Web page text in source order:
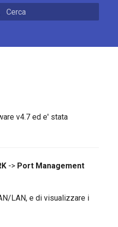
v4.7 ed e' stata
-> Port Management
LAN, e di visualizzare i